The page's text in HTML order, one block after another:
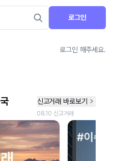
로그인
로그인 해주세요.